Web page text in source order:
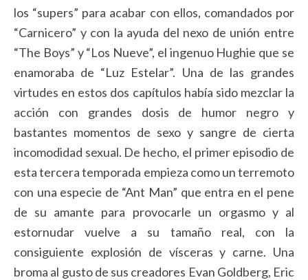
los “supers” para acabar con ellos, comandados por
“Carnicero” y con la ayuda del nexo de unión entre
“The Boys” y “Los Nueve”, el ingenuo Hughie que se
enamoraba de “Luz Estelar”. Una de las grandes
virtudes en estos dos capítulos había sido mezclar la
acción con grandes dosis de humor negro y
bastantes momentos de sexo y sangre de cierta
incomodidad sexual. De hecho, el primer episodio de
esta tercera temporada empieza como un terremoto
con una especie de “Ant Man” que entra en el pene
de su amante para provocarle un orgasmo y al
estornudar vuelve a su tamaño real, con la
consiguiente explosión de vísceras y carne. Una
broma al gusto de sus creadores Evan Goldberg, Eric